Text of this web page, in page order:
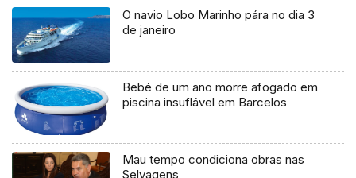
O navio Lobo Marinho pára no dia 3
de janeiro
Bebé de um ano morre afogado em
piscina insuflável em Barcelos
Mau tempo condiciona obras nas
Selvagens